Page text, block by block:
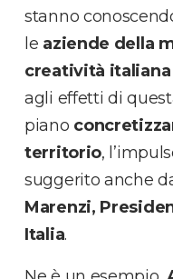
stanno
le aziende della
creatività italiana
agli effetti di
piano
territorio,
suggerito anche
Marenzi,
Italia.